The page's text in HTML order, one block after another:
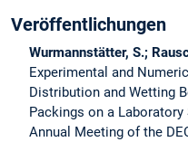
Veröffentlichungen
Wurmannstätter, S.;
Experimental and
Distribution and Wetting
Packings on a
Annual Meeting of the